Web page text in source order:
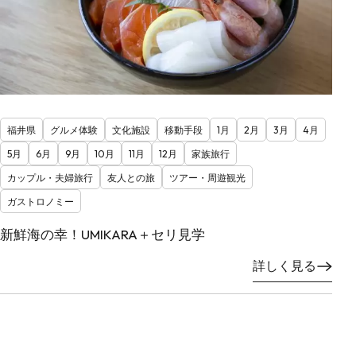
福井県 グルメ体験 文化施設 移動手段 1月 2月 3月
4月
5月
6月 9月 10月 11月 12月
家族旅行
カップル・夫婦旅行
友人との旅
ツアー・周遊観光
ガストロノミー
新鮮海の幸！UMIKARA＋セリ見学
詳しく見る